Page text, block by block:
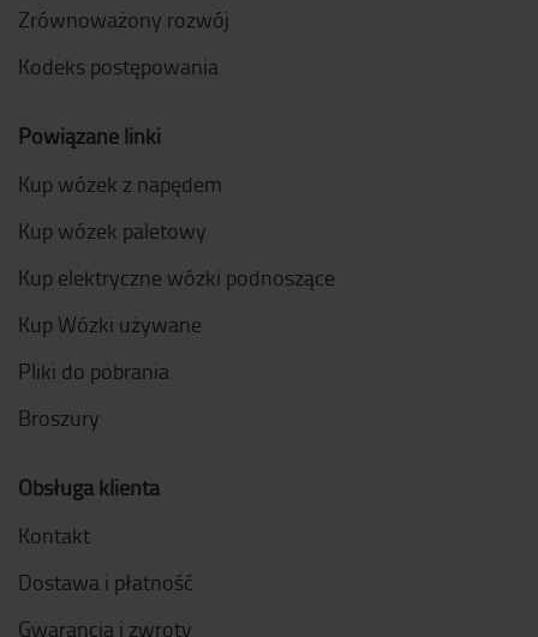
Zrównoważony rozwój
Kodeks postępowania
Powiązane linki
Kup wózek z napędem
Kup wózek paletowy
Kup elektryczne wózki podnoszące
Kup Wózki używane
Pliki do pobrania
Broszury
Obsługa klienta
Kontakt
Dostawa i płatność
Gwarancja i zwroty